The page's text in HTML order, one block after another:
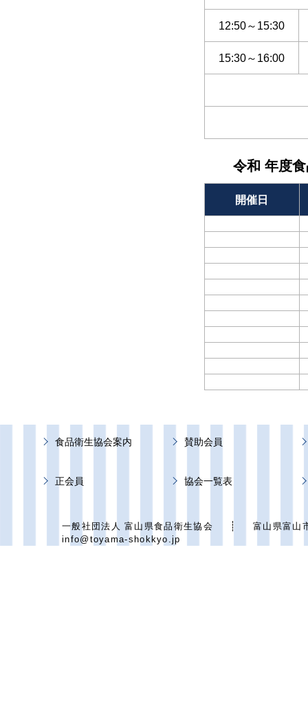
12:50～15:30
15:30～16:00
令和 年度
開催日
食品衛生協会案内 賛助会員
正会員 協会一覧表
一般社団法人 富山県食品衛生協会 富山県富山
info@toyama-shokkyo.jp